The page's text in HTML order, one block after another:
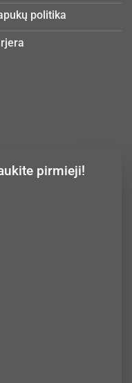
politika
pirmieji!